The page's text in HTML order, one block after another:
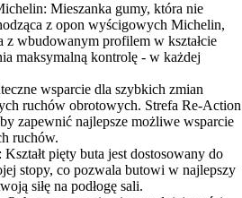
Mieszanka gumy, która nie
z opon wyścigowych Michelin,
z wbudowanym profilem w kształcie
maksymalną kontrolę - w każdej
wsparcie dla szybkich zmian
ruchów obrotowych. Strefa Re-Action
zapewnić najlepsze możliwe wsparcie
ruchów.
pięty buta jest dostosowany do
stopy, co pozwala butowi w najlepszy
siłę na podłogę sali.